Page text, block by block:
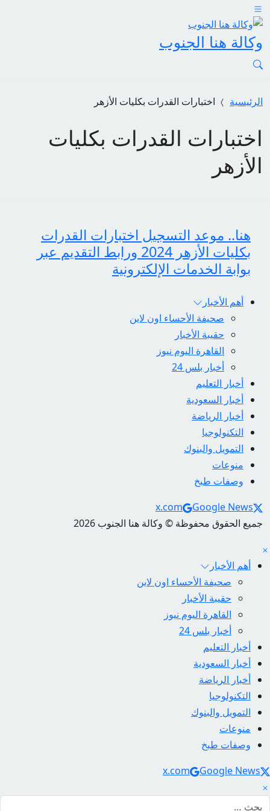
وكالة هنا الجنوب
الرئيسية اختبارات القدرات بكليات الأزهر
اختبارات القدرات بكليات
الأزهر
هنا.. موعد التسجيل اختبارات القدرات
بكليات الأزهر 2024 ورابط التقديم عبر
بوابة الخدمات الإلكترونية
أهم الأخبار
صحيفة الأحساء اون لاين
حقيبة الأخبار
القاهرة اليوم نيوز
أخبار بلس 24
أخبار التعليم
أخبار السعودية
أخبار الرياضة
التكنولوجيا
التمويل والبنوك
منوعات
وصفات طبخ
Social Links
x.com
Google News
جميع الحقوق محفوظة © وكالة هنا الجنوب 2026
أهم الأخبار
صحيفة الأحساء اون لاين
حقيبة الأخبار
القاهرة اليوم نيوز
أخبار بلس 24
أخبار التعليم
أخبار السعودية
أخبار الرياضة
التكنولوجيا
التمويل والبنوك
منوعات
وصفات طبخ
Social Links
x.com Google News
البحث عن: